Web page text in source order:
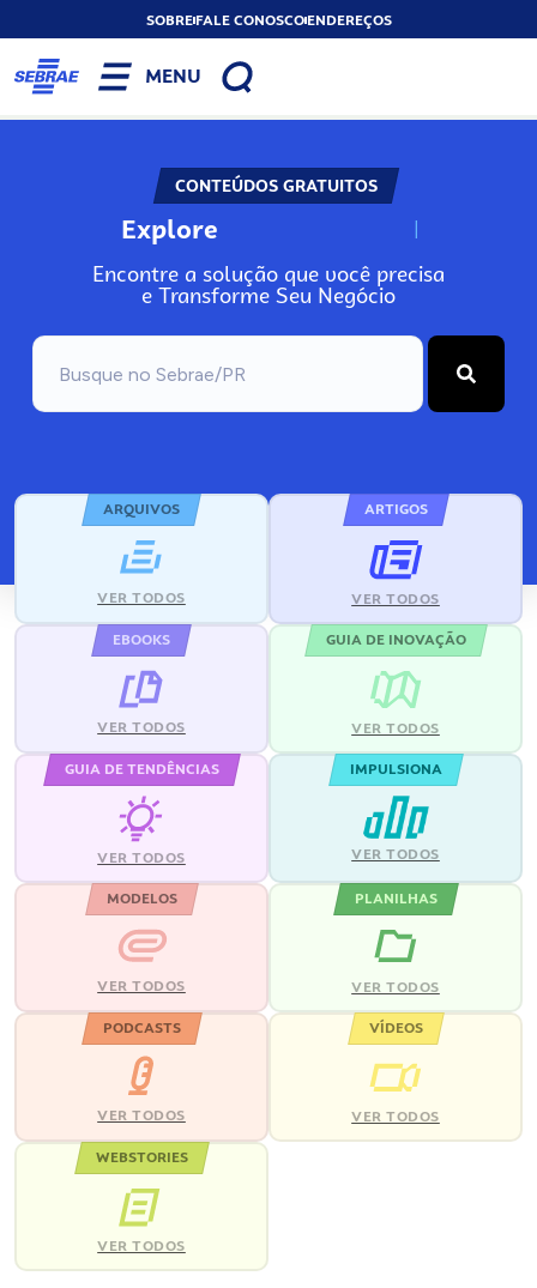
SOBREFALE CONOSCOENDEREÇOS
MENU
CONTEÚDOS GRATUITOS
Explore N
Encontre a solução que você precisa
e Transforme Seu Negócio
ARQUIVOS
VER TODOS
ARTIGOS
VER TODOS
EBOOKS
VER TODOS
GUIA DE INOVAÇÃO
VER TODOS
GUIA DE TENDÊNCIAS
VER TODOS
IMPULSIONA
VER TODOS
MODELOS
VER TODOS
PLANILHAS
VER TODOS
PODCASTS
VER TODOS
VÍDEOS
VER TODOS
WEBSTORIES
VER TODOS